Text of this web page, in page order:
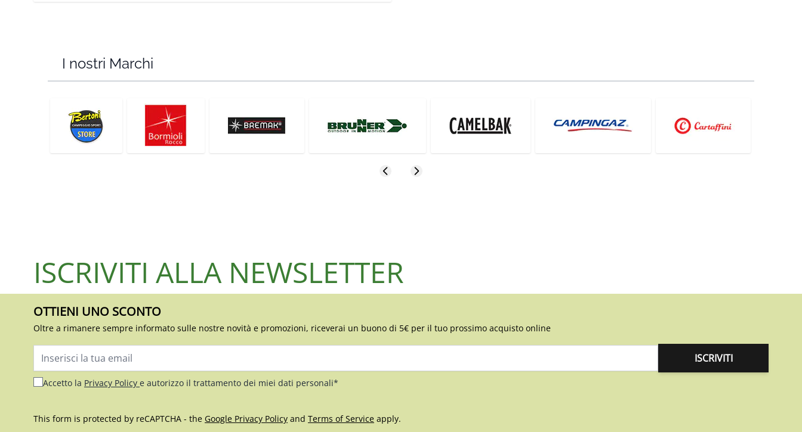
I nostri Marchi
ISCRIVITI ALLA NEWSLETTER
OTTIENI UNO SCONTO
Oltre a rimanere sempre informato sulle nostre novità e promozioni, riceverai un buono di 5€ per il tuo prossimo acquisto online
Indirizzo email ISCRIVITI
Accetto la Privacy Policy e autorizzo il trattamento dei miei dati personali*
This form is protected by reCAPTCHA - the Google Privacy Policy and Terms of Service apply.